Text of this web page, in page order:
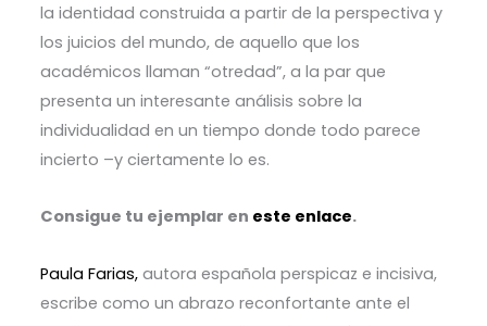
la identidad construida a partir de la perspectiva y
los juicios del mundo, de aquello que los
académicos llaman “otredad”, a la par que
presenta un interesante análisis sobre la
individualidad en un tiempo donde todo parece
incierto –y ciertamente lo es.
Consigue tu ejemplar en este enlace.
Paula Farias,autora española perspicaz e incisiva,
escribe como un abrazo reconfortante ante el